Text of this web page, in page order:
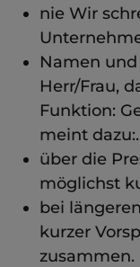
nie Wir
Namen
Herr/Frau,
Funktion:
meint
über die
möglichst
bei
kurzer
zusammen.